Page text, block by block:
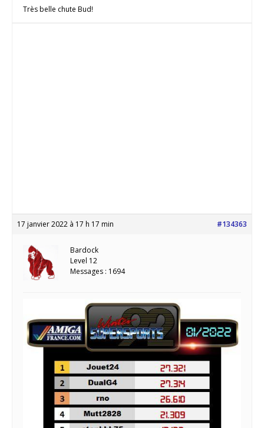
Très belle chute Bud!
17 janvier 2022 à 17 h 17 min #134363
Bardock
Level 12
Messages : 1694